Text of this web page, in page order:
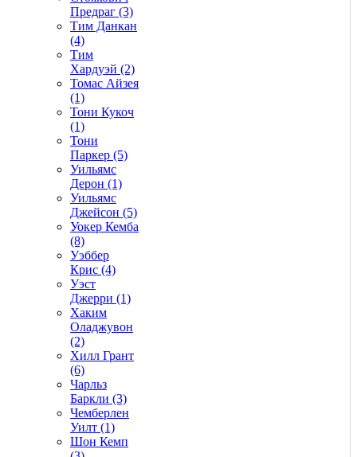
Предраг (3)
Тим Данкан
(4)
Тим
Хардуэй (2)
Томас Айзея
(1)
Тони Кукоч
(1)
Тони
Паркер (5)
Уильямс
Дерон (1)
Уильямс
Джейсон (5)
Уокер Кемба
(8)
Уэббер
Крис (4)
Уэст
Джерри (1)
Хаким
Оладжувон
(2)
Хилл Грант
(6)
Чарльз
Баркли (3)
Чемберлен
Уилт (1)
Шон Кемп